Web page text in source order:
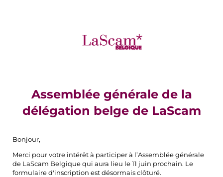
Assemblée générale de la
délégation belge de LaScam
Bonjour,
Merci pour votre intérêt à participer à l’Assemblée générale
de LaScam Belgique qui aura lieu le 11 juin prochain. Le
formulaire d'inscription est désormais clôturé.